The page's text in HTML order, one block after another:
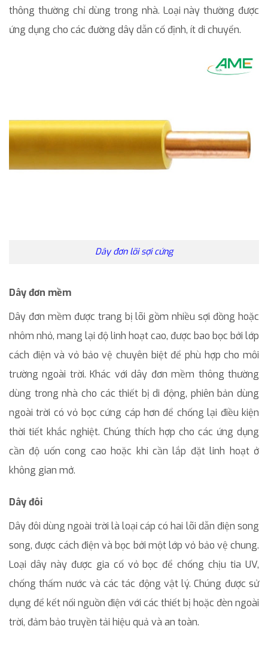
thông thường chỉ dùng trong nhà. Loại này thường được
ứng dụng cho các đường dây dẫn cố định, ít di chuyển.
Dây đơn lõi sợi cứng
Dây đơn mềm
Dây đơn mềm được trang bị lõi gồm nhiều sợi đồng hoặc
nhôm nhỏ, mang lại độ linh hoạt cao, được bao bọc bởi lớp
cách điện và vỏ bảo vệ chuyên biệt để phù hợp cho môi
trường ngoài trời. Khác với dây đơn mềm thông thường
dùng trong nhà cho các thiết bị di động, phiên bản dùng
ngoài trời có vỏ bọc cứng cáp hơn để chống lại điều kiện
thời tiết khắc nghiệt. Chúng thích hợp cho các ứng dụng
cần độ uốn cong cao hoặc khi cần lắp đặt linh hoạt ở
không gian mở.
Dây đôi
Dây đôi dùng ngoài trời là loại cáp có hai lõi dẫn điện song
song, được cách điện và bọc bởi một lớp vỏ bảo vệ chung.
Loại dây này được gia cố vỏ bọc để chống chịu tia UV,
chống thấm nước và các tác động vật lý. Chúng được sử
dụng để kết nối nguồn điện với các thiết bị hoặc đèn ngoài
trời, đảm bảo truyền tải hiệu quả và an toàn.